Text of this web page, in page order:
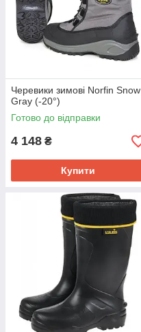
Черевики зимові Norfin Snow
Gray (-20°)
Готово до відправки
4 148 ₴
Купити